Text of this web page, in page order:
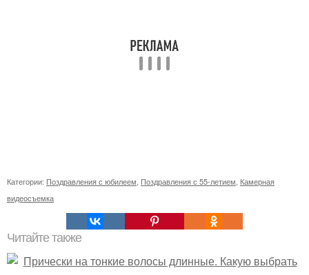
Категории: Поздравления с юбилеем Поздравления с 55-летием Камерная
видеосъемка
Читайте также